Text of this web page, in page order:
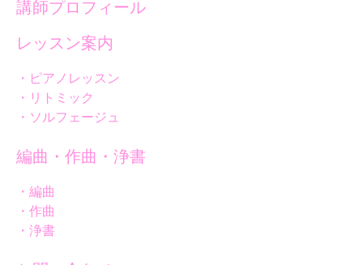
講師プロフィール
レッスン案内
・ピアノレッスン
・リトミック
・ソルフェージュ
編曲・作曲・浄書
・編曲
・作曲
・浄書